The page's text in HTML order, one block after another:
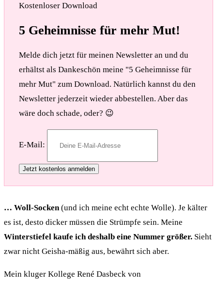
Kostenloser Download
5 Geheimnisse für mehr Mut!
Melde dich jetzt für meinen Newsletter an und du
erhältst als Dankeschön meine "5 Geheimnisse für
mehr Mut" zum Download. Natürlich kannst du den
Newsletter jederzeit wieder abbestellen. Aber das
wäre doch schade, oder? 😉
E-Mail:
… Woll-Socken(und ich meine echt echte Wolle). Je kälter
es ist, desto dicker müssen die Strümpfe sein. Meine
Winterstiefel kaufe ich deshalb eine Nummer größer. Sieht
zwar nicht Geisha-mäßig aus, bewährt sich aber.
Mein kluger Kollege René Dasbeck von